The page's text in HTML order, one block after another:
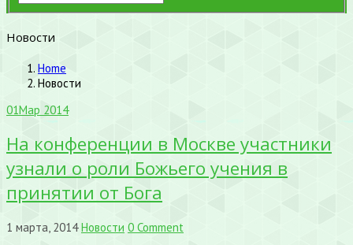
Новости
Home
Новости
01Мар 2014
На конференции в Москве участники
узнали о роли Божьего учения в
принятии от Бога
1 марта, 2014 Новости 0 Comment